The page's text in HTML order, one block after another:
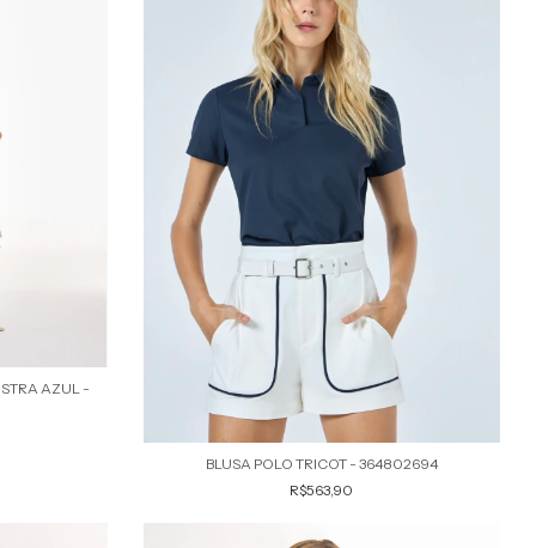
AZUL -
BLUSA POLO TRICOT - 364802694
R$563,90